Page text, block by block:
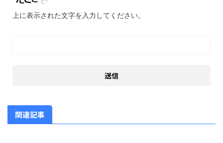
上に表示された文字を入力してください。
関連記事